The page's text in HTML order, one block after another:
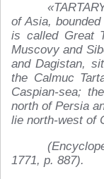
of Asia,
is called Great
Muscovy and
and Dagistan,
the Calmuc
Caspian-sea;
north of Persia
lie north-west of
1771, p. 887).